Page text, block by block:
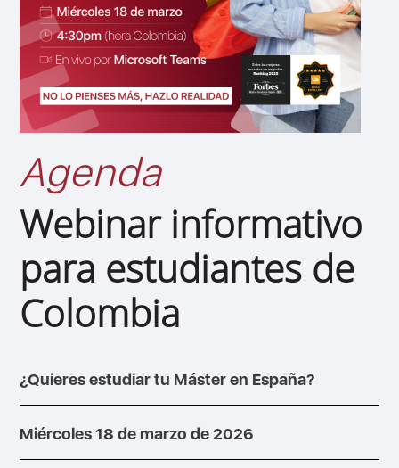
Agenda
Webinar informativo
para estudiantes de
Colombia
¿Quieres estudiar tu Máster en España?
Miércoles 18 de marzo de 2026